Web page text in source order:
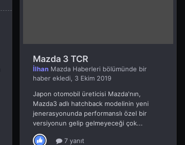
Mazda 3 TCR
İlhan Mazda Haberleri bölümünde bir
haber ekledi, 3 Ekim 2019
Japon otomobil üreticisi Mazda'nın,
Mazda3 adlı hatchback modelinin yeni
jenerasyonunda performanslı özel bir
versiyonun gelip gelmeyeceği çok...
7 yanıt